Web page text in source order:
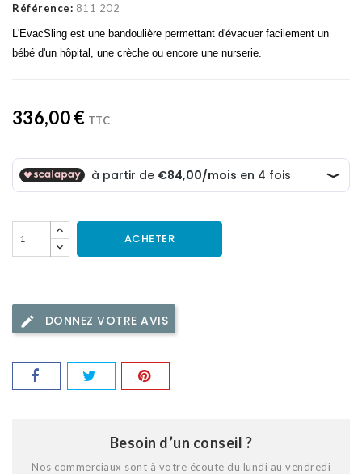
Référence: 811 202
L'EvacSling est une bandoulière permettant d'évacuer facilement un
bébé d'un hôpital, une crèche ou encore une nurserie.
336,00 € TTC
ACHETER
DONNEZ VOTRE AVIS
Besoin d’un conseil ?
Nos commerciaux sont à votre écoute du lundi au vendredi